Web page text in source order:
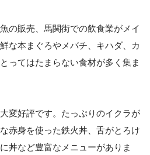
の販売、馬関街での飲食業がメイ
な本まぐろやメバチ、キハダ、カ
ってはたまらない食材が多く集ま
変好評です。たっぷりのイクラが
赤身を使った鉄火丼、舌がとろけ
丼など豊富なメニューがありま